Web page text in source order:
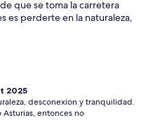
que se toma la carretera
es perderte en la naturaleza,
2025
desconexion y tranquilidad.
entonces no